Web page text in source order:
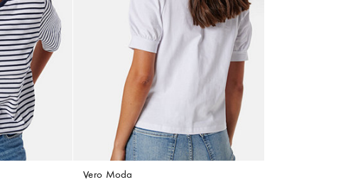
Vero Moda